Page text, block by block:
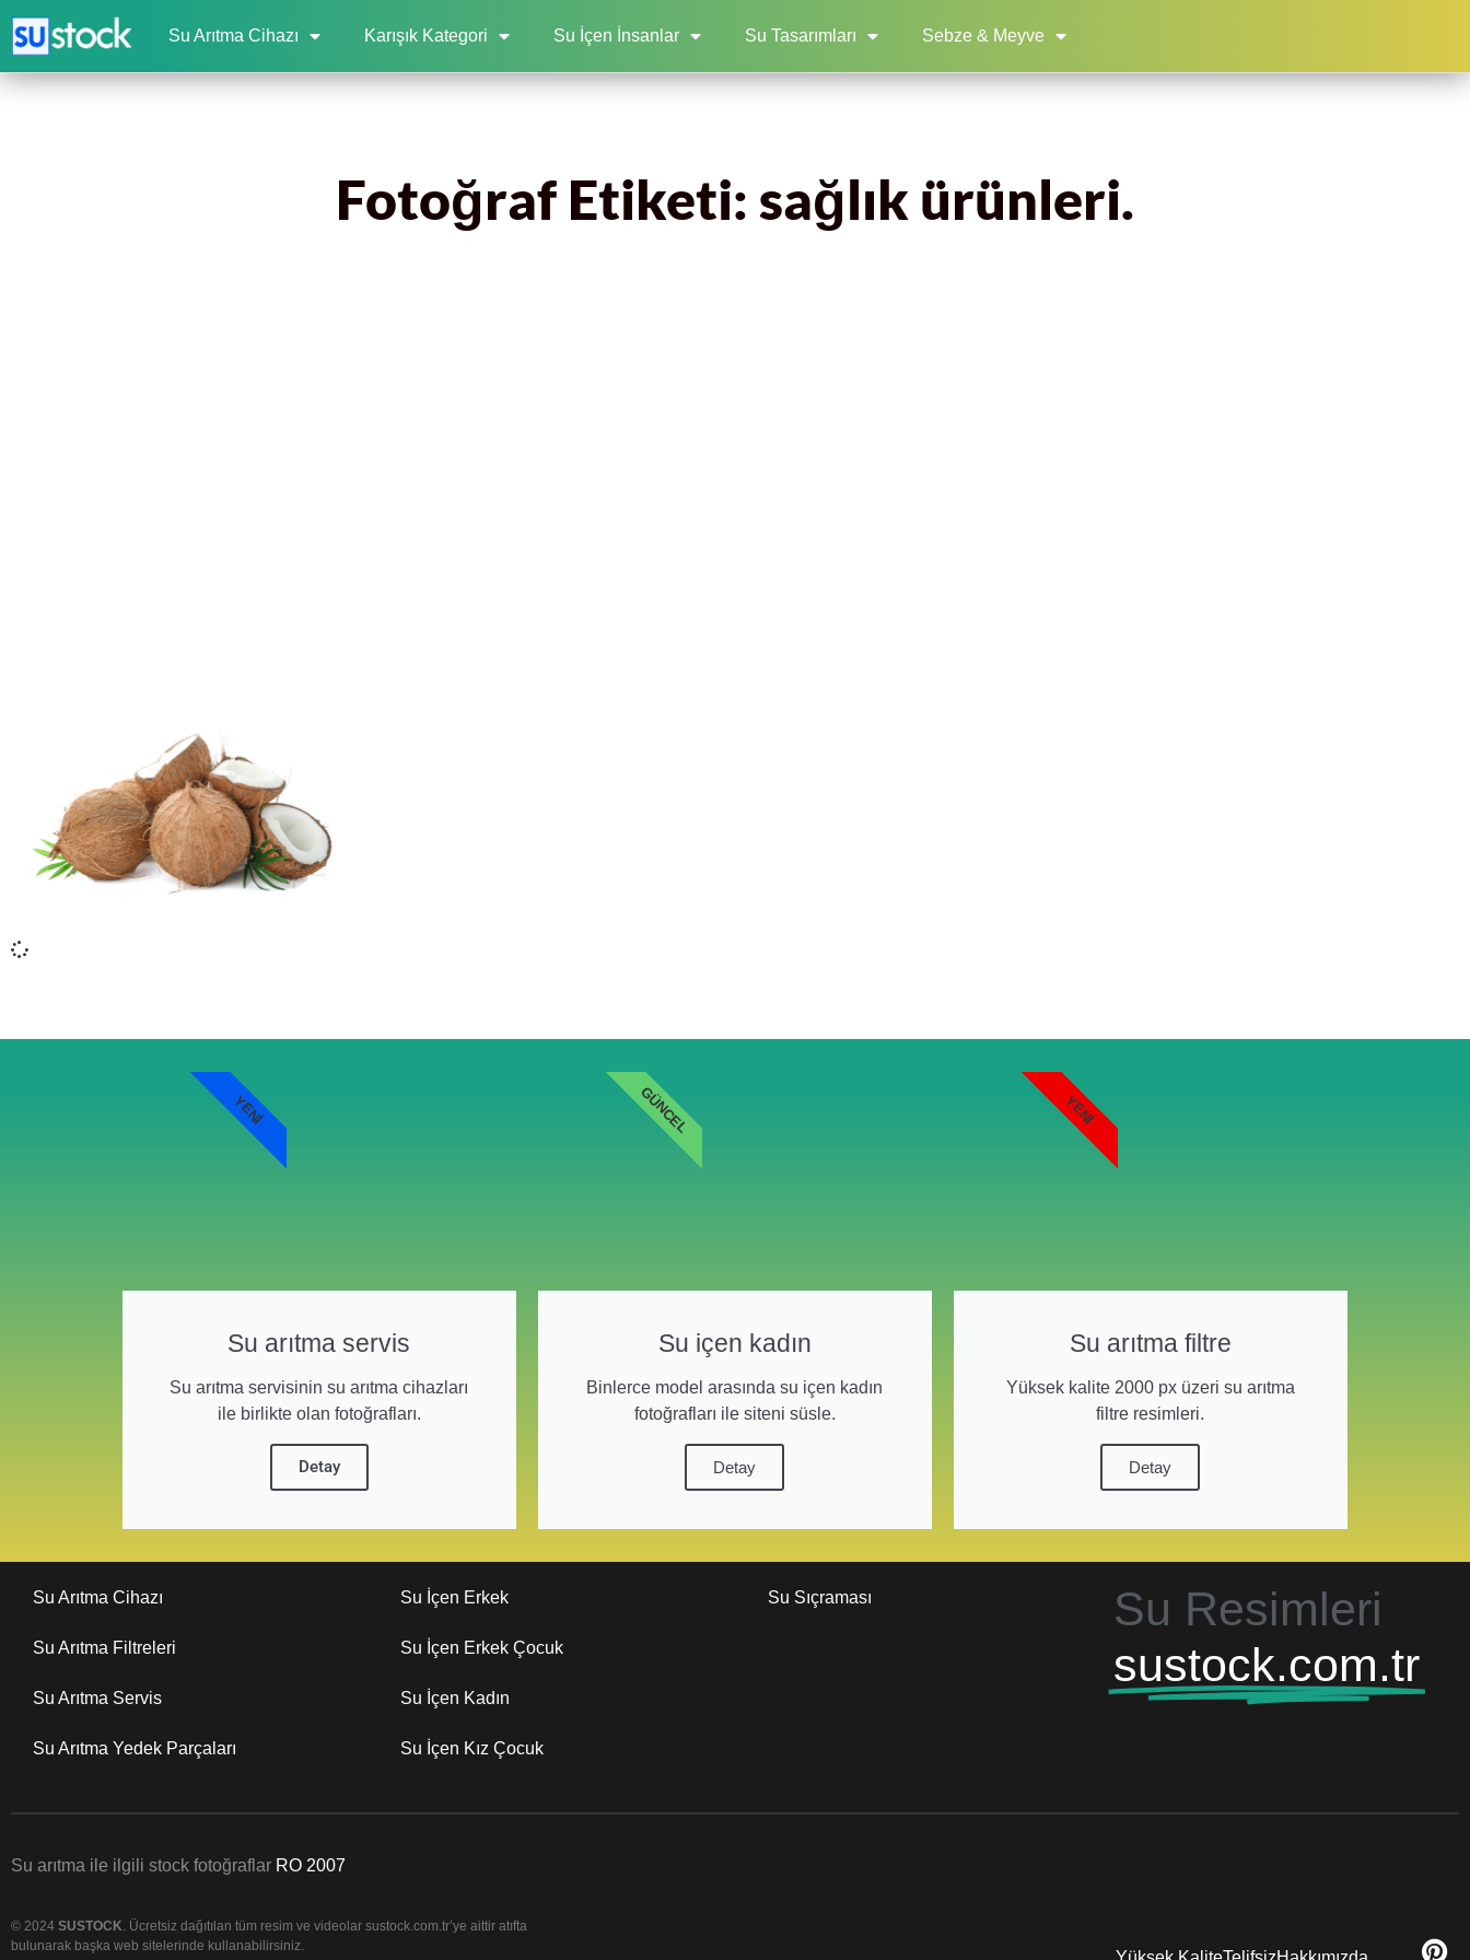
Su Arıtma Cihazı Karışık Kategori Su İçen İnsanlar Su Tasarımları Sebze & Meyve
Fotoğraf Etiketi: sağlık ürünleri.
Su arıtma servis
Su arıtma servisinin su arıtma cihazları
ile birlikte olan fotoğrafları.
Detay
YENI
Su içen kadın
Binlerce model arasında su içen kadın
fotoğrafları ile siteni süsle.
Detay
GÜNCEL
Su arıtma filtre
Yüksek kalite 2000 px üzeri su arıtma
filtre resimleri.
Detay
YENI
Su Arıtma Cihazı
Su Arıtma Filtreleri
Su Arıtma Servis
Su Arıtma Yedek Parçaları
Su İçen Erkek
Su İçen Erkek Çocuk
Su İçen Kadın
Su İçen Kız Çocuk
Su Sıçraması
Su Resimleri
sustock.com.tr
Su arıtma ile ilgili stock fotoğraflar RO 2007
© 2024 SUSTOCK. Ücretsiz dağıtılan tüm resim ve videolar sustock.com.tr’ye aittir atıfta
bulunarak başka web sitelerinde kullanabilirsiniz.